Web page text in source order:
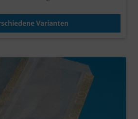
Varianten